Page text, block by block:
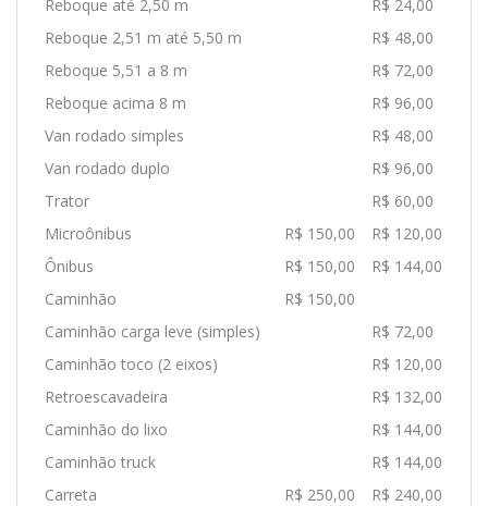
Reboque até 2,50 m
R$ 24,00
Reboque 2,51 m até 5,50 m
R$ 48,00
Reboque 5,51 a 8 m
R$ 72,00
Reboque acima 8 m
R$ 96,00
Van rodado simples
R$ 48,00
Van rodado duplo
R$ 96,00
Trator
R$ 60,00
Microônibus
R$ 150,00
R$ 120,00
Ônibus
R$ 150,00
R$ 144,00
Caminhão
R$ 150,00
Caminhão carga leve (simples)
R$ 72,00
Caminhão toco (2 eixos)
R$ 120,00
Retroescavadeira
R$ 132,00
Caminhão do lixo
R$ 144,00
Caminhão truck
R$ 144,00
Carreta
R$ 250,00
R$ 240,00